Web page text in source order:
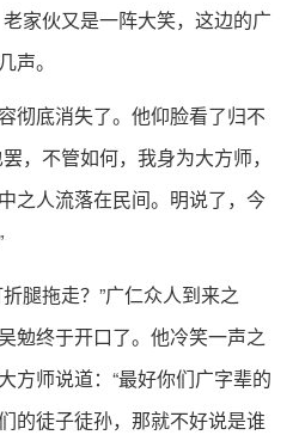
家伙又是一阵大笑，这边的广
声。
底消失了。他仰脸看了归不
，不管如何，我身为大方师，
之人流落在民间。明说了，今
腿拖走？”广仁众人到来之
勉终于开口了。他冷笑一声之
方师说道：“最好你们广字辈的
的徒子徒孙，那就不好说是谁